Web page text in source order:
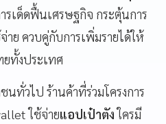
รเด็ดฟื้นเศรษฐกิจ กระตุ้นการ
าย ควบคู่กับการเพิ่มรายได้ให้
ทั้งประเทศ
นทั่วไป ร้านค้าที่ร่วมโครงการ
ใช้จ่ายแอปเป๋าตังใครมี